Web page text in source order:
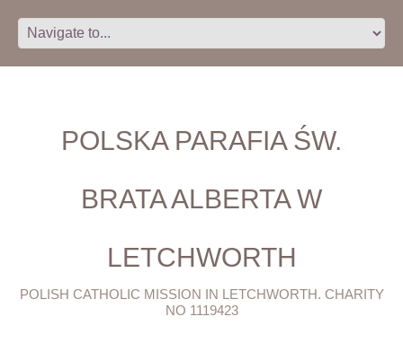
POLSKA PARAFIA ŚW.
BRATA ALBERTA W
LETCHWORTH
POLISH CATHOLIC MISSION IN LETCHWORTH. CHARITY
NO 1119423